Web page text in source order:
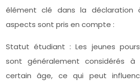
élément clé dans la déclaration
aspects sont pris en compte :
Statut étudiant : Les jeunes
sont généralement considérés à
certain âge, ce qui peut